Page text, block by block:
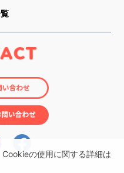
の使用に関する詳細は